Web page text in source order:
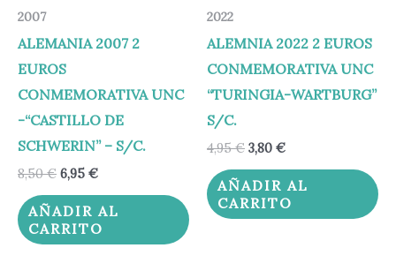
2007
ALEMANIA 2007 2
EUROS
CONMEMORATIVA UNC
-“CASTILLO DE
SCHWERIN” – S/C.
8,50€ 6,95 €
AÑADIR AL
CARRITO
2022
ALEMNIA 2022 2 EUROS
CONMEMORATIVA UNC
“TURINGIA-WARTBURG”
S/C.
4,95€ 3,80 €
AÑADIR AL
CARRITO